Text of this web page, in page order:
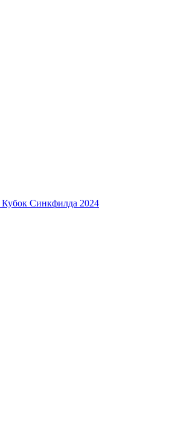
Кубок Синкфилда 2024